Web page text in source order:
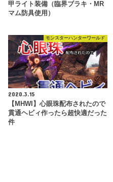
甲ライト装備（臨界ブラキ・MR
マム防具使用）
モンスターハンターワールド
2020.3.15
【MHWI】心眼珠配布されたので
貫通ヘビィ作ったら超快適だった
件